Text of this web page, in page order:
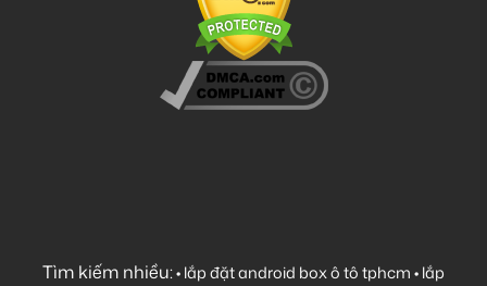
Tìm kiếm nhiều:•lắp đặt android box ô tô tphcm•lắp